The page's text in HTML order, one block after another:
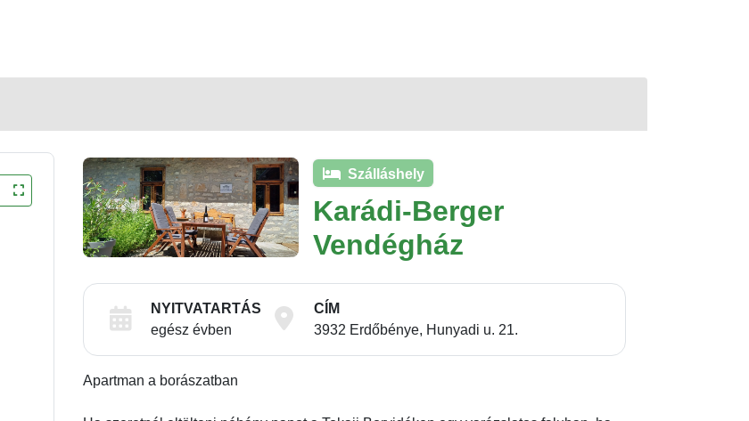
Szálláshely
Karádi-Berger
Vendégház
NYITVATARTÁS
egész évben
CÍM
3932 Erdőbénye, Hunyadi u. 21.
Apartman a borászatban